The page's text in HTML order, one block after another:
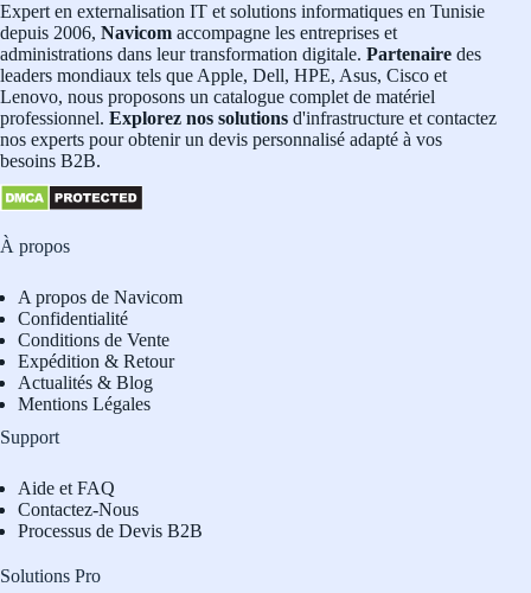
Expert en externalisation IT et solutions informatiques en Tunisie
depuis 2006, Navicom accompagne les entreprises et
administrations dans leur transformation digitale. Partenaire des
leaders mondiaux tels que Apple, Dell, HPE, Asus, Cisco et
Lenovo, nous proposons un catalogue complet de matériel
professionnel. Explorez nos solutions d'infrastructure et contactez
nos experts pour obtenir un devis personnalisé adapté à vos
besoins B2B.
À propos
A propos de Navicom
Confidentialité
Conditions de Vente
Expédition & Retour
Actualités & Blog
Mentions Légales
Support
Aide et FAQ
Contactez-Nous
Processus de Devis B2B
Solutions Pro